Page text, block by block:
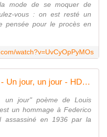
mode de se moquer de
vous : on est resté un
pensée pour le procès en
watch?v=UvCyOpPyMOs
Jean Ferrat (louis Aragon) - Un jour, un jour - HD LIVE 1968
un jour" poème de Louis
un hommage à Federico
assassiné en 1936 par la